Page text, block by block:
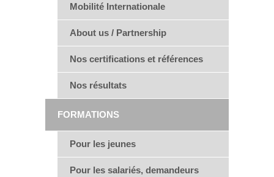
Mobilité Internationale
About us / Partnership
Nos certifications et références
Nos résultats
FORMATIONS
Pour les jeunes
Pour les salariés, demandeurs